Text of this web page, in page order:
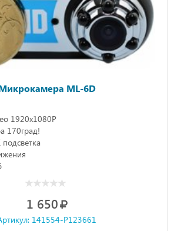
ML-6D
1920х1080P
170град!
1 650
141554-P123661